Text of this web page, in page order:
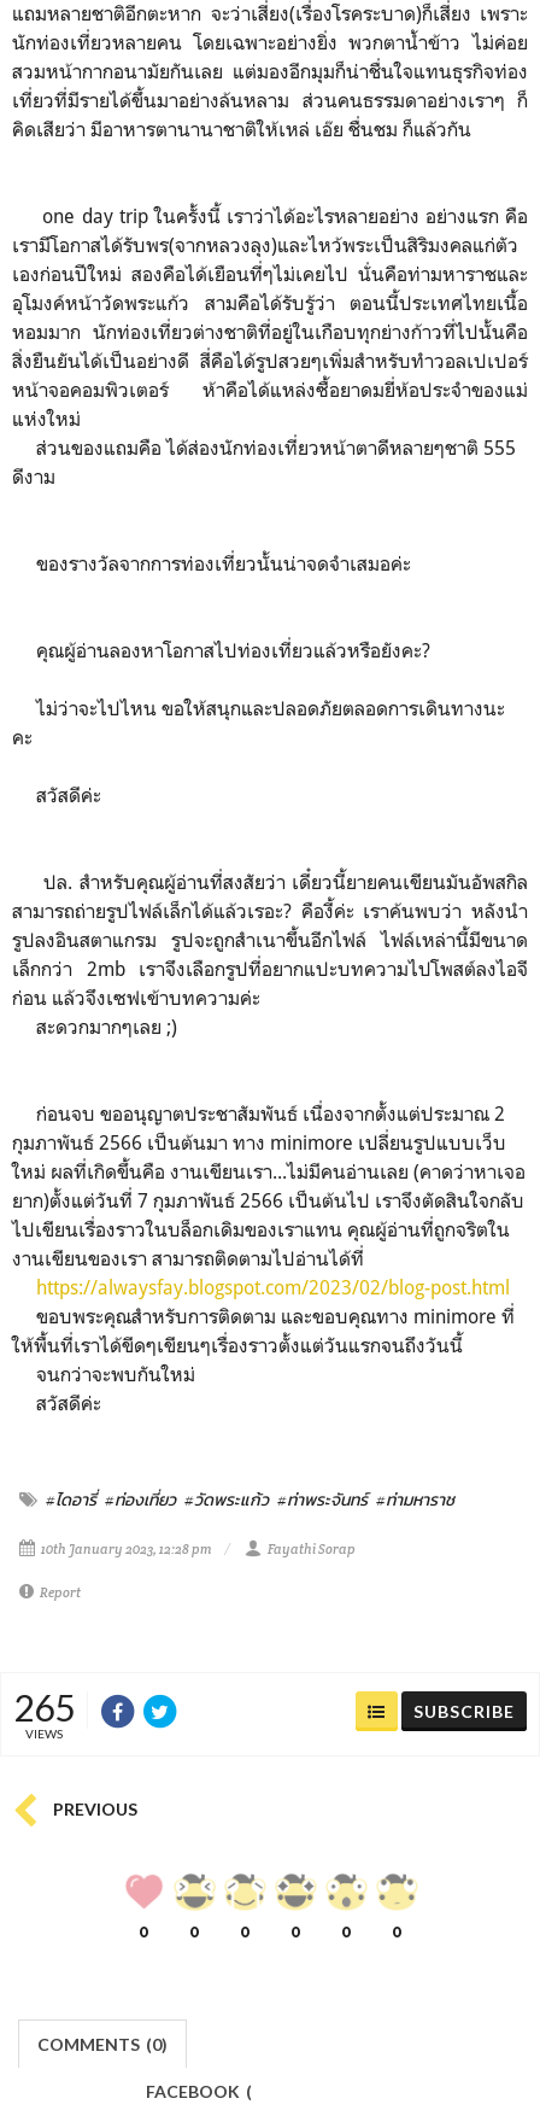
แถมหลายชาติอีกตะหาก จะว่าเสี่ยง(เรื่องโรคระบาด)ก็เสี่ยง เพราะ
นักท่องเที่ยวหลายคน โดยเฉพาะอย่างยิ่ง พวกตาน้ำข้าว ไม่ค่อย
สวมหน้ากากอนามัยกันเลย แต่มองอีกมุมก็น่าชื่นใจแทนธุรกิจท่อง
เที่ยวที่มีรายได้ขึ้นมาอย่างล้นหลาม ส่วนคนธรรมดาอย่างเราๆ ก็
คิดเสียว่า มีอาหารตานานาชาติให้เหล่ เอ๊ย ชื่นชม ก็แล้วกัน
one day trip ในครั้งนี้ เราว่าได้อะไรหลายอย่าง อย่างแรก คือ
เรามีโอกาสได้รับพร(จากหลวงลุง)และไหว้พระเป็นสิริมงคลแก่ตัว
เองก่อนปีใหม่ สองคือได้เยือนที่ๆไม่เคยไป นั่นคือท่ามหาราชและ
อุโมงค์หน้าวัดพระแก้ว สามคือได้รับรู้ว่า ตอนนี้ประเทศไทยเนื้อ
หอมมาก นักท่องเที่ยวต่างชาติที่อยู่ในเกือบทุกย่างก้าวที่ไปนั้นคือ
สิ่งยืนยันได้เป็นอย่างดี สี่คือได้รูปสวยๆเพิ่มสำหรับทำวอลเปเปอร์
หน้าจอคอมพิวเตอร์ ห้าคือได้แหล่งซื้อยาดมยี่ห้อประจำของแม่
แห่งใหม่
ส่วนของแถมคือ ได้ส่องนักท่องเที่ยวหน้าตาดีหลายๆชาติ 555
ดีงาม
ของรางวัลจากการท่องเที่ยวนั้นน่าจดจำเสมอค่ะ
คุณผู้อ่านลองหาโอกาสไปท่องเที่ยวแล้วหรือยังคะ?
ไม่ว่าจะไปไหน ขอให้สนุกและปลอดภัยตลอดการเดินทางนะ
คะ
สวัสดีค่ะ
ปล. สำหรับคุณผู้อ่านที่สงสัยว่า เดี๋ยวนี้ยายคนเขียนมันอัพสกิล
สามารถถ่ายรูปไฟล์เล็กได้แล้วเรอะ? คืองี้ค่ะ เราค้นพบว่า หลังนำ
รูปลงอินสตาแกรม รูปจะถูกสำเนาขึ้นอีกไฟล์ ไฟล์เหล่านี้มีขนาด
เล็กกว่า 2mb เราจึงเลือกรูปที่อยากแปะบทความไปโพสต์ลงไอจี
ก่อน แล้วจึงเซฟเข้าบทความค่ะ
สะดวกมากๆเลย ;)
ก่อนจบ ขออนุญาตประชาสัมพันธ์ เนื่องจากตั้งแต่ประมาณ 2
กุมภาพันธ์ 2566 เป็นต้นมา ทาง minimore เปลี่ยนรูปแบบเว็บ
ใหม่ ผลที่เกิดขึ้นคือ งานเขียนเรา...ไม่มีคนอ่านเลย (คาดว่าหาเจอ
ยาก)ตั้งแต่วันที่ 7 กุมภาพันธ์ 2566 เป็นต้นไป เราจึงตัดสินใจกลับ
ไปเขียนเรื่องราวในบล็อกเดิมของเราแทน คุณผู้อ่านที่ถูกจริตใน
งานเขียนของเรา สามารถติดตามไปอ่านได้ที่
https://alwaysfay.blogspot.com/2023/02/blog-post.html
ขอบพระคุณสำหรับการติดตาม และขอบคุณทาง minimore ที่
ให้พื้นที่เราได้ขีดๆเขียนๆเรื่องราวตั้งแต่วันแรกจนถึงวันนี้
จนกว่าจะพบกันใหม่
สวัสดีค่ะ
#ไดอารี่ #ท่องเที่ยว #วัดพระแก้ว #ท่าพระจันทร์ #ท่ามหาราช
10th January 2023, 12:28 pm Fayathi Sorap
Report
265
VIEWS
SUBSCRIBE
PREVIOUS
0 0 0 0 0 0
COMMENTS (0)
FACEBOOK (